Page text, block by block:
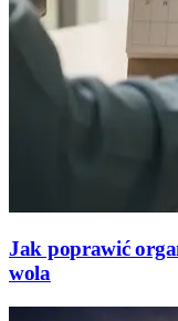
Jak poprawić
wola